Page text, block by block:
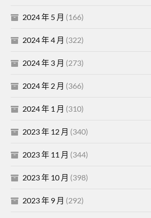
2024 年 5 月 (166)
2024 年 4 月 (322)
2024 年 3 月 (273)
2024 年 2 月 (366)
2024 年 1 月 (310)
2023 年 12 月 (340)
2023 年 11 月 (344)
2023 年 10 月 (398)
2023 年 9 月 (292)